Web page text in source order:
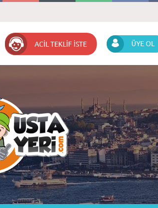
ACİL TEKLİF İSTE ÜYE OL